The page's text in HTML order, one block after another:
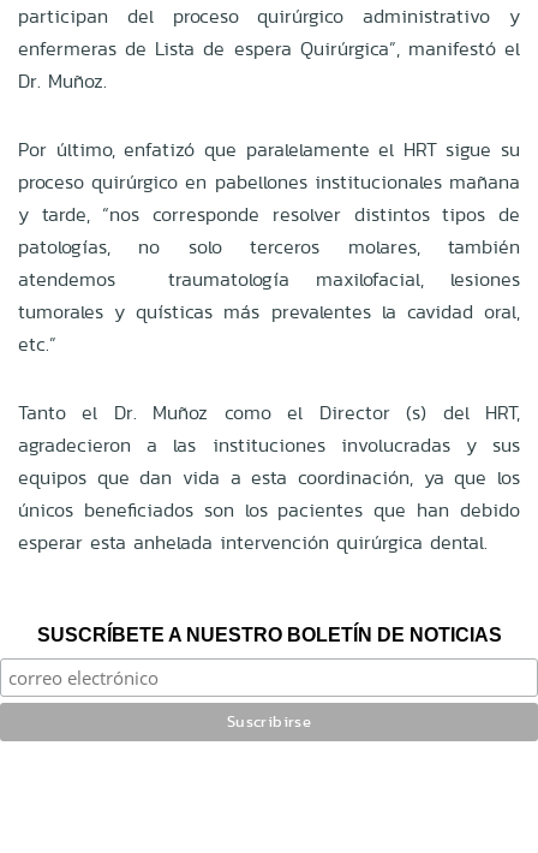
participan del proceso quirúrgico administrativo y
enfermeras de Lista de espera Quirúrgica”, manifestó el
Dr. Muñoz.
Por último, enfatizó que paralelamente el HRT sigue su
proceso quirúrgico en pabellones institucionales mañana
y tarde, “nos corresponde resolver distintos tipos de
patologías, no solo terceros molares, también
atendemos traumatología maxilofacial, lesiones
tumorales y quísticas más prevalentes la cavidad oral,
etc.”
Tanto el Dr. Muñoz como el Director (s) del HRT,
agradecieron a las instituciones involucradas y sus
equipos que dan vida a esta coordinación, ya que los
únicos beneficiados son los pacientes que han debido
esperar esta anhelada intervención quirúrgica dental.
SUSCRÍBETE A NUESTRO BOLETÍN DE NOTICIAS